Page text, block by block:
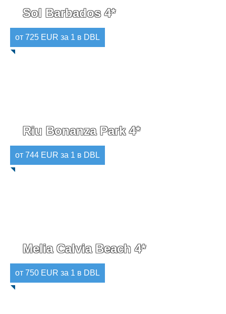
Sol Barbados 4*
от 725 EUR за 1 в DBL
Riu Bonanza Park 4*
от 744 EUR за 1 в DBL
Melia Calvia Beach 4*
от 750 EUR за 1 в DBL